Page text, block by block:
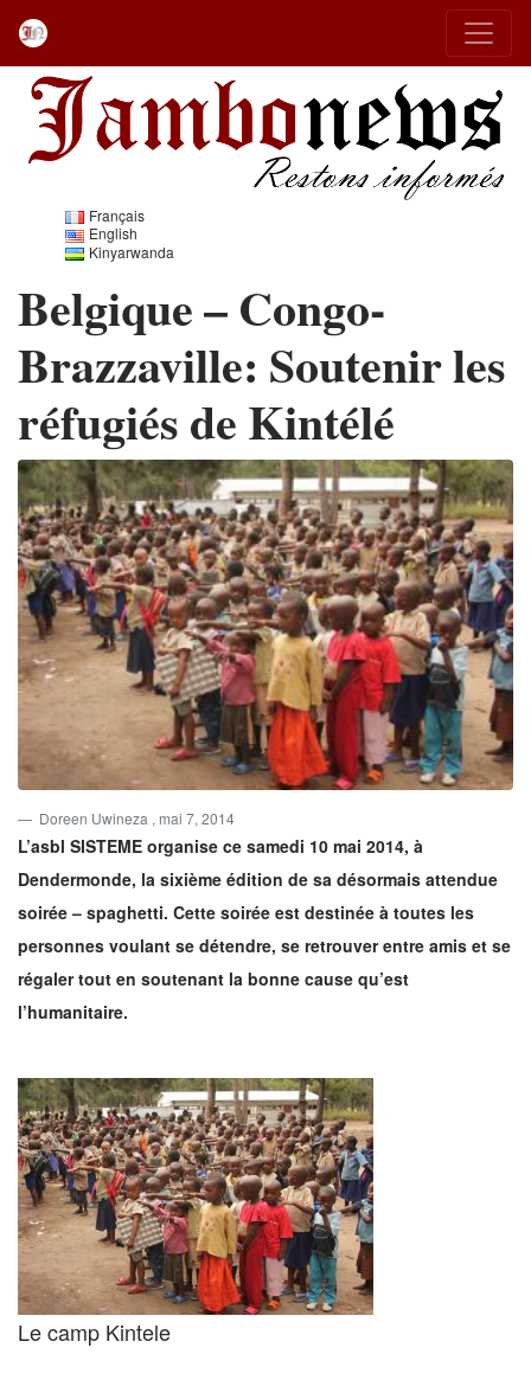
Français
English
Kinyarwanda
Belgique – Congo-
Brazzaville: Soutenir les
réfugiés de Kintélé
Doreen Uwineza , mai 7, 2014
L’asbl SISTEME organise ce samedi 10 mai 2014, à
Dendermonde, la sixième édition de sa désormais attendue
soirée – spaghetti. Cette soirée est destinée à toutes les
personnes voulant se détendre, se retrouver entre amis et se
régaler tout en soutenant la bonne cause qu’est
l’humanitaire.
Le camp Kintele